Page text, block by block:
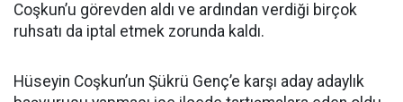
Coşkun’u görevden aldı ve ardından verdiği birçok
ruhsatı da iptal etmek zorunda kaldı.
Hüseyin Coşkun’un Şükrü Genç’e karşı aday adaylık